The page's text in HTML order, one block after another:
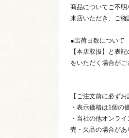
商品についてご不
来店いただき、ご確
●出荷日数について
【本店取扱】と表
をいただく場合がご
【ご注文前に必ずお
・表示価格は1個の
・当社の他オンラ
売・欠品の場合があ